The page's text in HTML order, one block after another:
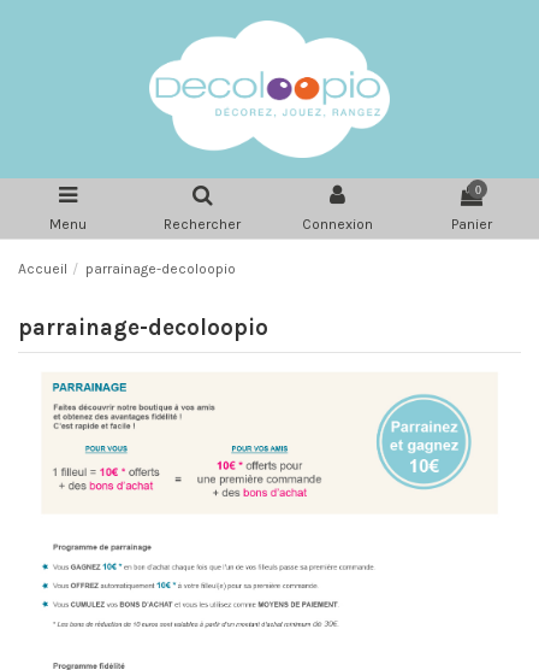
Menu Rechercher Connexion
0
Panier
Accueil parrainage-decoloopio
parrainage-decoloopio